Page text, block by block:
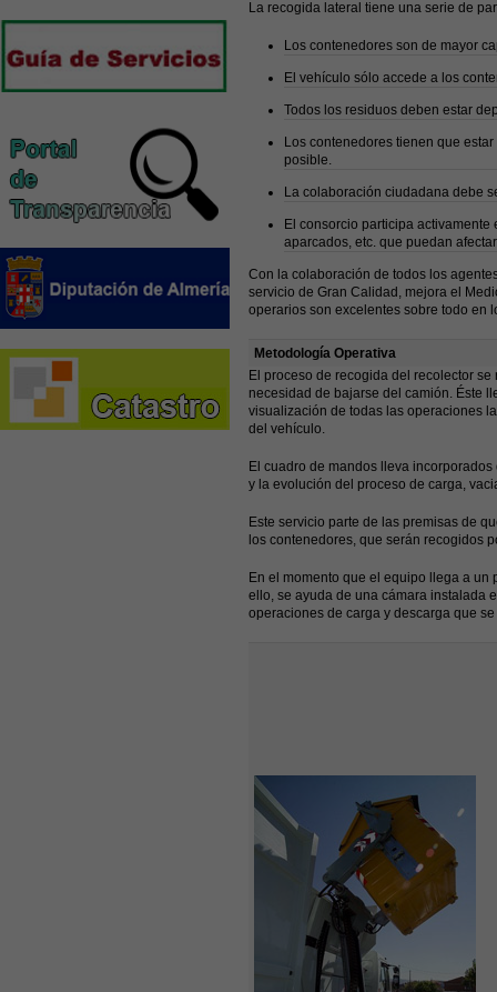
La recogida lateral tiene una serie de
Los contenedores son de mayor
El vehículo sólo accede a los
Todos los residuos deben estar
Los contenedores tienen que
posible.
La colaboración ciudadana debe
El consorcio participa
aparcados, etc. que puedan
Con la colaboración de todos los
servicio de Gran Calidad, mejora el
operarios son excelentes sobre todo en
Metodología Operativa
El proceso de recogida del recolector
necesidad de bajarse del camión. Éste
visualización de todas las operaciones
del vehículo.
El cuadro de mandos lleva
y la evolución del proceso de carga,
Este servicio parte de las premisas de
los contenedores, que serán recogidos
En el momento que el equipo llega a
ello, se ayuda de una cámara instalada
operaciones de carga y descarga que